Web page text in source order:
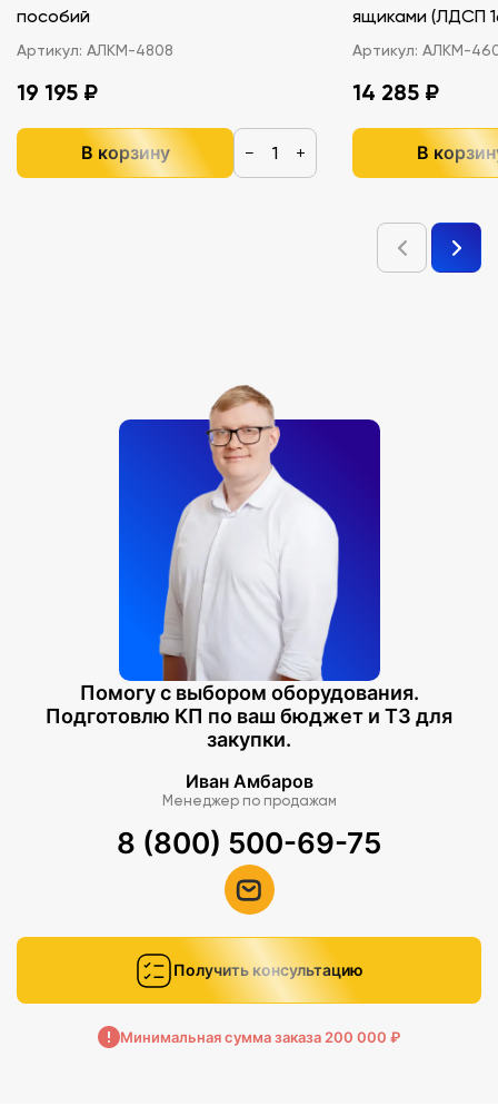
пособий
Артикул: АЛКМ-4808
19 195 ₽
В корзину − +
ящиками
Артикул: АЛКМ-
14 285 ₽
В
Помогу с выбором оборудования.
Подготовлю КП по ваш бюджет и ТЗ для
закупки.
Иван Амбаров
Менеджер по продажам
8 (800) 500-69-75
Получить консультацию
Минимальная сумма заказа 200 000 ₽